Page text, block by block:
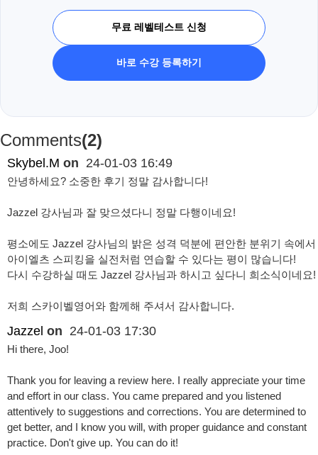
무료 레벨테스트 신청
바로 수강 등록하기
Comments(2)
Skybel.M on 24-01-03 16:49
안녕하세요? 소중한 후기 정말 감사합니다!
Jazzel 강사님과 잘 맞으셨다니 정말 다행이네요!
평소에도 Jazzel 강사님의 밝은 성격 덕분에 편안한 분위기 속에서
아이엘츠 스피킹을 실전처럼 연습할 수 있다는 평이 많습니다!
다시 수강하실 때도 Jazzel 강사님과 하시고 싶다니 희소식이네요!
저희 스카이벨영어와 함께해 주셔서 감사합니다.
Jazzel on 24-01-03 17:30
Hi there, Joo!
Thank you for leaving a review here. I really appreciate your time
and effort in our class. You came prepared and you listened
attentively to suggestions and corrections. You are determined to
get better, and I know you will, with proper guidance and constant
practice. Don't give up. You can do it!